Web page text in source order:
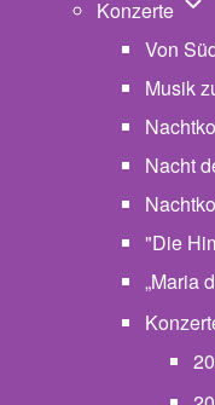
Konzerte
Von
Musik
Nacht
"Die
„Maria